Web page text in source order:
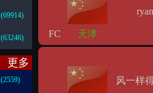
(69914)
(63246)
更多
(2559)
FC 天津
风一样